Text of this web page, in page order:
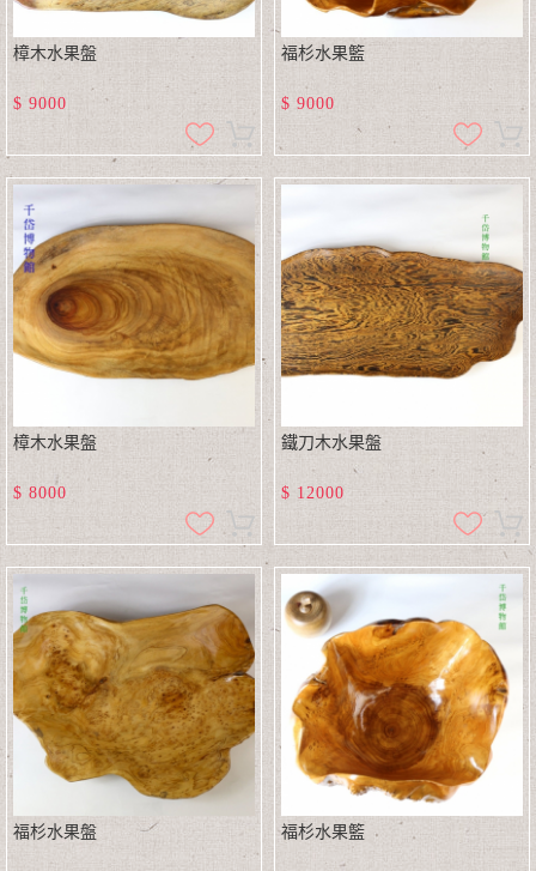
樟木水果盤
$ 9000
福杉水果籃
$ 9000
樟木水果盤
$ 8000
鐵刀木水果盤
$ 12000
福杉水果盤 福杉水果籃